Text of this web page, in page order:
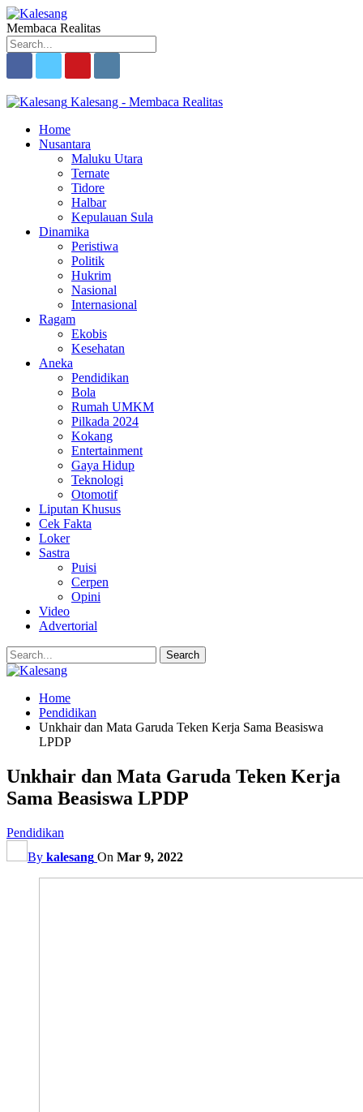
Membaca Realitas
Kalesang - Membaca Realitas
Home
Nusantara
Maluku Utara
Ternate
Tidore
Halbar
Kepulauan Sula
Dinamika
Peristiwa
Politik
Hukrim
Nasional
Internasional
Ragam
Ekobis
Kesehatan
Aneka
Pendidikan
Bola
Rumah UMKM
Pilkada 2024
Kokang
Entertainment
Gaya Hidup
Teknologi
Otomotif
Liputan Khusus
Cek Fakta
Loker
Sastra
Puisi
Cerpen
Opini
Video
Advertorial
Home
Pendidikan
Unkhair dan Mata Garuda Teken Kerja Sama Beasiswa
LPDP
Unkhair dan Mata Garuda Teken Kerja
Sama Beasiswa LPDP
Pendidikan
By kalesang On Mar 9, 2022